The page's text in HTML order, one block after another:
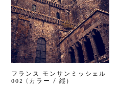
フランス モンサンミッシェル
002 (カラー / 縦）